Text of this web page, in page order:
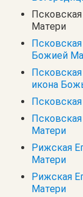
Матери
Божией
икона
Псковская
Матери
Рижская
Матери
Рижская
Матери